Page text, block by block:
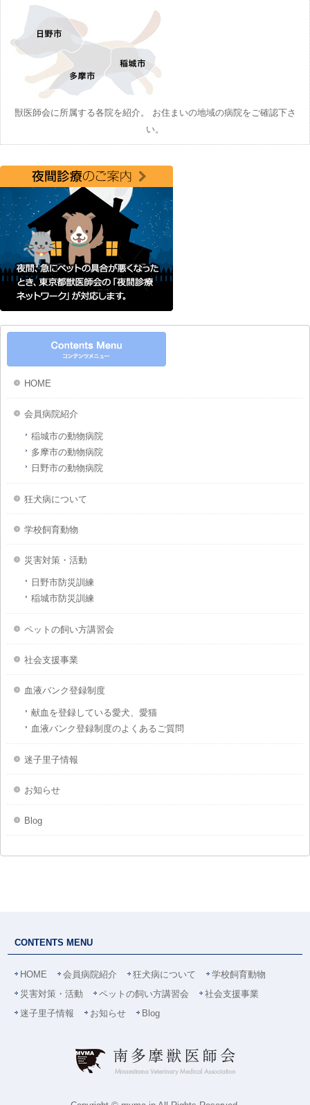
獣医師会に所属する各院を紹介。 お住まいの地域の病院をご確認下さ
い。
HOME
会員病院紹介
稲城市の動物病院
多摩市の動物病院
日野市の動物病院
狂犬病について
学校飼育動物
災害対策・活動
日野市防災訓練
稲城市防災訓練
ペットの飼い方講習会
社会支援事業
血液バンク登録制度
献血を登録している愛犬、愛猫
血液バンク登録制度のよくあるご質問
迷子里子情報
お知らせ
Blog
CONTENTS MENU
HOME 会員病院紹介 狂犬病について
学校飼育動物
災害対策・活動
ペットの飼い方講習会
社会支援事業
迷子里子情報
お知らせ Blog